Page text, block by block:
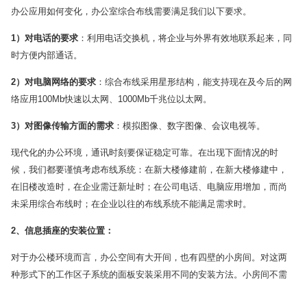
办公应用如何变化，办公室综合布线需要满足我们以下要求。
1）对电话的要求 ：利用电话交换机，将企业与外界有效地联系起来，同
时方便内部通话。
2）对电脑网络的要求 ：综合布线采用星形结构，能支持现在及今后的网
络应用100Mb快速以太网、1000Mb千兆位以太网。
3）对图像传输方面的需求 ：模拟图像、数字图像、会议电视等。
现代化的办公环境，通讯时刻要保证稳定可靠。在出现下面情况的时
候，我们都要谨慎考虑布线系统：在新大楼修建前，在新大楼修建中，
在旧楼改造时，在企业需迁新址时；在公司电话、电脑应用增加，而尚
未采用综合布线时；在企业以往的布线系统不能满足需求时。
2、信息插座的安装位置：
对于办公楼环境而言，办公空间有大开间，也有四壁的小房间。对这两
种形式下的工作区子系统的面板安装采用不同的安装方法。小房间不需